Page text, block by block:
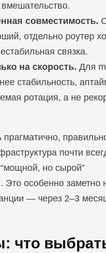
совместимость.
отдельно роутер
связка.
на скорость. Для
стабильность,
ротация, а не
прагматично,
почти
но сырой”
Это особенно заметно
— через 2–3
что